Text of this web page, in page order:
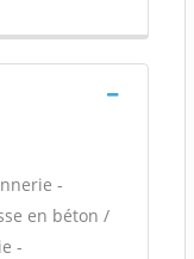
-
en béton /
-